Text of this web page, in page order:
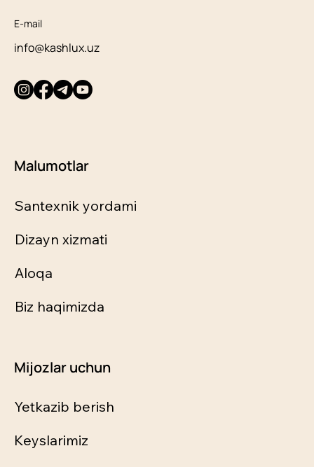
E-mail
info@kashlux.uz
Malumotlar
Santexnik yordami
Dizayn xizmati
Aloqa
Biz haqimizda
Mijozlar uchun
Yetkazib berish
Keyslarimiz